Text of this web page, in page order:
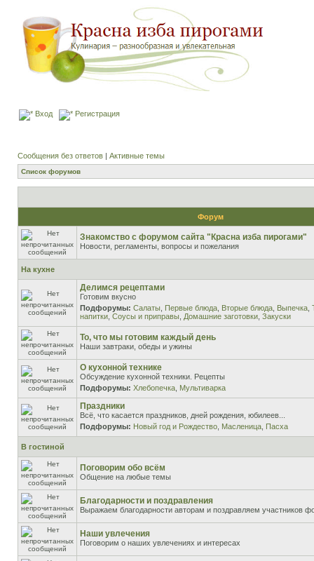
Вход Регистрация
Сообщения без ответов | Активные темы
Список форумов
Форум
Знакомство с форумом сайта "Красна изба пирогами"
Новости, регламенты, вопросы и пожелания
На кухне
Делимся рецептами
Готовим вкусно
Подфорумы: Салаты Первые блюда Вторые блюда Выпечка
напитки Соусы и приправы Домашние заготовки Закуски
То, что мы готовим каждый день
Наши завтраки, обеды и ужины
О кухонной технике
Обсуждение кухонной техники. Рецепты
Подфорумы: Хлебопечка Мультиварка
Праздники
Всё, что касается праздников, дней рождения, юбилеев...
Подфорумы: Новый год и Рождество Масленица Пасха
В гостиной
Поговорим обо всём
Общение на любые темы
Благодарности и поздравления
Выражаем благодарности авторам и поздравляем участников
Наши увлечения
Поговорим о наших увлечениях и интересах